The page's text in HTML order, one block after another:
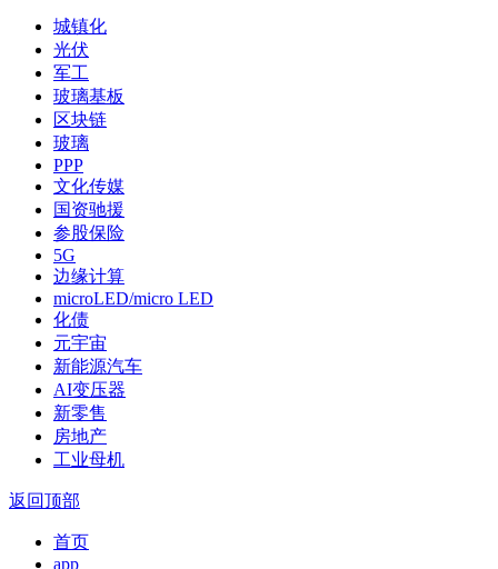
城镇化
光伏
军工
玻璃基板
区块链
玻璃
PPP
文化传媒
国资驰援
参股保险
5G
边缘计算
microLED/micro LED
化债
元宇宙
新能源汽车
AI变压器
新零售
房地产
工业母机
返回顶部
首页
app